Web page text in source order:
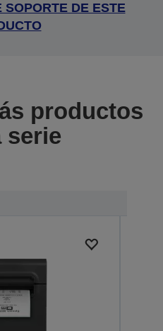
SOPORTE DE ESTE
productos
serie